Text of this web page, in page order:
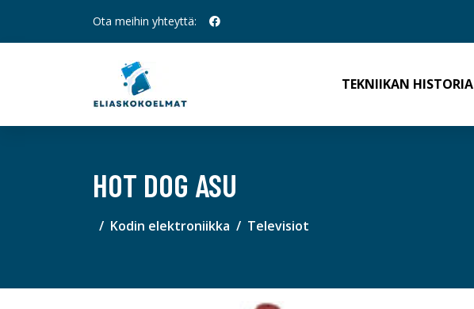
Ota meihin yhteyttä:
TEKNIIKAN HISTORIA
HOT DOG ASU
Kodin elektroniikka Televisiot